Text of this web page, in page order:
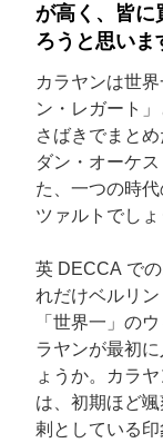
が高く、皆
ろうと思いま
カラヤンは世
ン・レガート
さばきでまと
ダン・オーケ
た、一つの時
ツァルトでしょ
英 DECCA で
れだけベルリ
「世界一」の
ラヤンが最初
ょうか。カラ
は、初期ほど
剌としている